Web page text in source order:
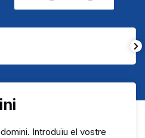
Introduïu el vostre